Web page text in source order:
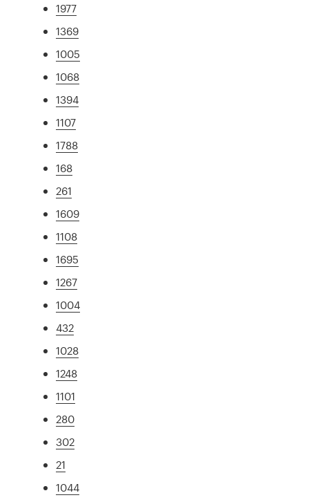
1977
1369
1005
1068
1394
1107
1788
168
261
1609
1108
1695
1267
1004
432
1028
1248
1101
280
302
21
1044